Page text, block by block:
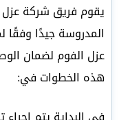
يقوم فريق شركة
المدروسة جيدًا وفقًا
عزل الفوم لضمان
هذه الخطوات في: